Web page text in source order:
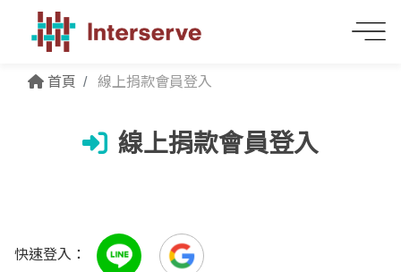
首頁 線上捐款會員登入
線上捐款會員登入
快速登入：